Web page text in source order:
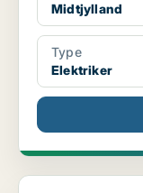
Midtjylland
Type
Elektriker
Elektriker i Sydjylland